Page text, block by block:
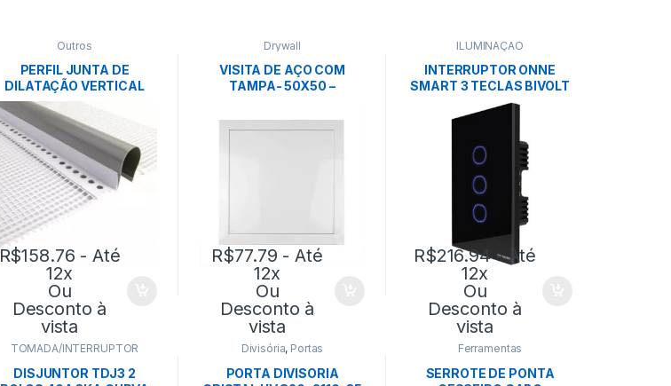
Outros
PERFIL JUNTA DE
DILATAÇÃO VERTICAL
2,5M ADFORS
R$158.76 - Até
12x
Ou
Desconto à
vista
Drywall
VISITA DE AÇO COM
TAMPA- 50X50 –
R$77.79 - Até
12x
Ou
Desconto à
vista
ILUMINAÇÃO
INTERRUPTOR ONNE
SMART 3 TECLAS BIVOLT
10A PRETO –
TRAMONTINA
R$216.94- Até
12x
Ou
Desconto à
vista
TOMADA/INTERRUPTOR
DISJUNTOR TDJ3 2
Divisória, Portas
PORTA DIVISORIA
Ferramentas
SERROTE DE PONTA